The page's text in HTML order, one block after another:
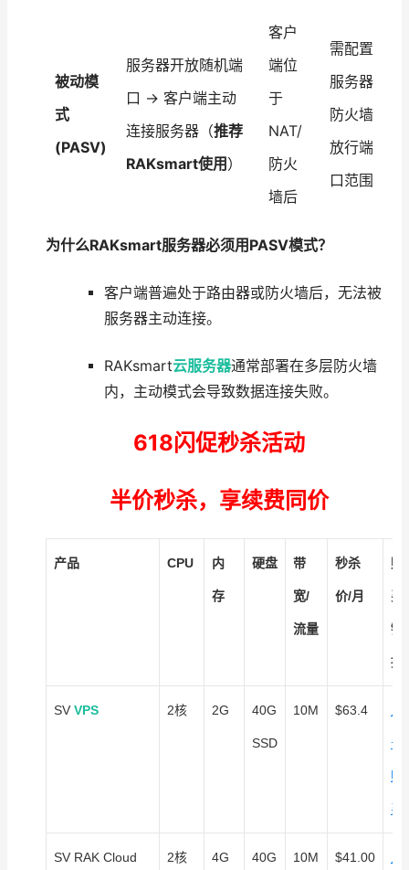
被动模
式
(PASV)
服务器开放随机端
口 → 客户端主动
连接服务器（推荐
RAKsmart使用 ）
客户
端位
于
NAT/
防火
墙后
需配置
服务器
防火墙
放行端
口范围
为什么RAKsmart服务器必须用PASV模式？
客户端普遍处于路由器或防火墙后，无法被
服务器主动连接。
RAKsmart云服务器通常部署在多层防火墙
内，主动模式会导致数据连接失败。
618闪促秒杀活动
半价秒杀，享续费同价
产品 CPU 内
存
硬盘 带
宽/
流量
秒杀
价/月
购
买
链
接
SV VPS 2核 2G 40G
SSD
10M $63.4
击
购
买
SV RAK Cloud 2核 4G 40G 10M $41.00